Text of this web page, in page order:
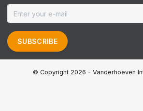
SUBSCRIBE
© Copyright 2026 - Vanderhoeven